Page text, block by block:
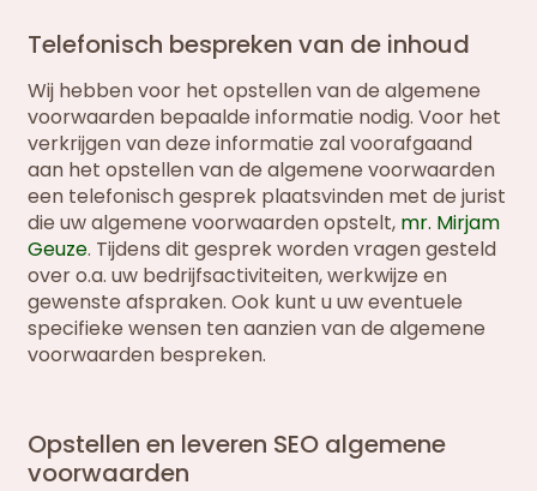
Telefonisch bespreken van de inhoud
Wij hebben voor het opstellen van de algemene
voorwaarden bepaalde informatie nodig. Voor het
verkrijgen van deze informatie zal voorafgaand
aan het opstellen van de algemene voorwaarden
een telefonisch gesprek plaatsvinden met de jurist
die uw algemene voorwaarden opstelt, mr. Mirjam
Geuze. Tijdens dit gesprek worden vragen gesteld
over o.a. uw bedrijfsactiviteiten, werkwijze en
gewenste afspraken. Ook kunt u uw eventuele
specifieke wensen ten aanzien van de algemene
voorwaarden bespreken.
Opstellen en leveren SEO algemene
voorwaarden